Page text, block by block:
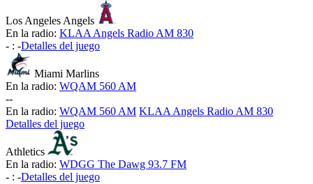
Los Angeles Angels
En la radio: KLAA Angels Radio AM 830
- : -Detalles del juego
Miami Marlins
En la radio: WQAM 560 AM
--
En la radio: WQAM 560 AM KLAA Angels Radio AM 830
Detalles del juego
Athletics
En la radio: WDGG The Dawg 93.7 FM
- : -Detalles del juego